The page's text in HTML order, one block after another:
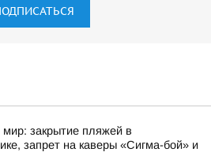
мир: закрытие пляжей в
запрет на каверы «Сигма-бой» и